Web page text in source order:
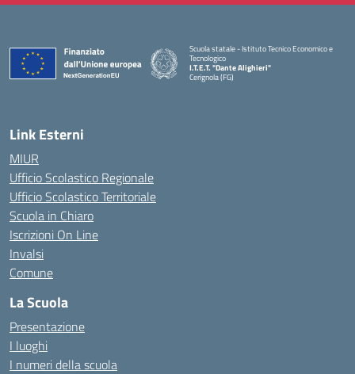
Scuola statale - Istituto Tecnico Economico e
Tecnologico
I.T.E.T. "Dante Alighieri"
Cerignola (FG)
— Visita la pagina iniziale della scuola
Link Esterni
MIUR
Ufficio Scolastico Regionale
Ufficio Scolastico Territoriale
Scuola in Chiaro
Iscrizioni On Line
Invalsi
Comune
La Scuola
Presentazione
I luoghi
I numeri della scuola